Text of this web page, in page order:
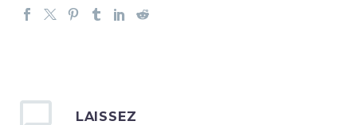
LAISSEZ